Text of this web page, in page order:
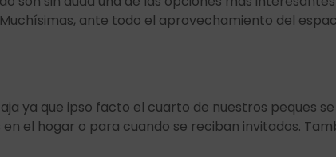
ante todo el aprovechamiento del
ya que ipso facto el cuarto de nuestros peques
el hogar o para cuando se reciban invitados.